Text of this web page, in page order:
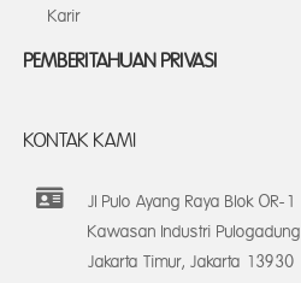
Karir
PEMBERITAHUAN PRIVASI
KONTAK KAMI
Jl Pulo Ayang Raya Blok OR-1
Kawasan Industri Pulogadung
Jakarta Timur, Jakarta 13930